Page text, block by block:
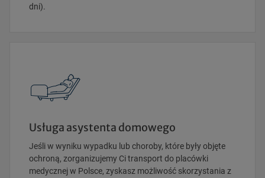
dni).
Usługa asystenta domowego
Jeśli w wyniku wypadku lub choroby, które były objęte
ochroną, zorganizujemy Ci transport do placówki
medycznej w Polsce, zyskasz możliwość skorzystania z